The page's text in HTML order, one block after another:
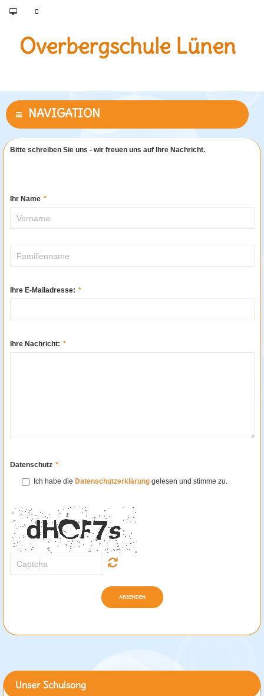
Overbergschule Lünen
Bitte schreiben Sie uns - wir freuen uns auf Ihre Nachricht.
Ihr Name *
Ihre E-Mailadresse: *
Ihre Nachricht: *
Datenschutz *
Ich habe die Datenschutzerklärung gelesen und stimme zu.
ABSENDEN
Unser Schulsong